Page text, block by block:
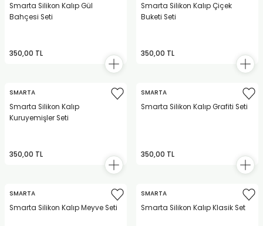
Smarta Silikon Kalıp Gül
Bahçesi Seti
350,00 TL
Smarta Silikon Kalıp Çiçek
Buketi Seti
350,00 TL
SMARTA
Smarta Silikon Kalıp
Kuruyemişler Seti
350,00 TL
SMARTA
Smarta Silikon Kalıp Grafiti Seti
350,00 TL
SMARTA
Smarta Silikon Kalıp Meyve Seti
SMARTA
Smarta Silikon Kalıp Klasik Set